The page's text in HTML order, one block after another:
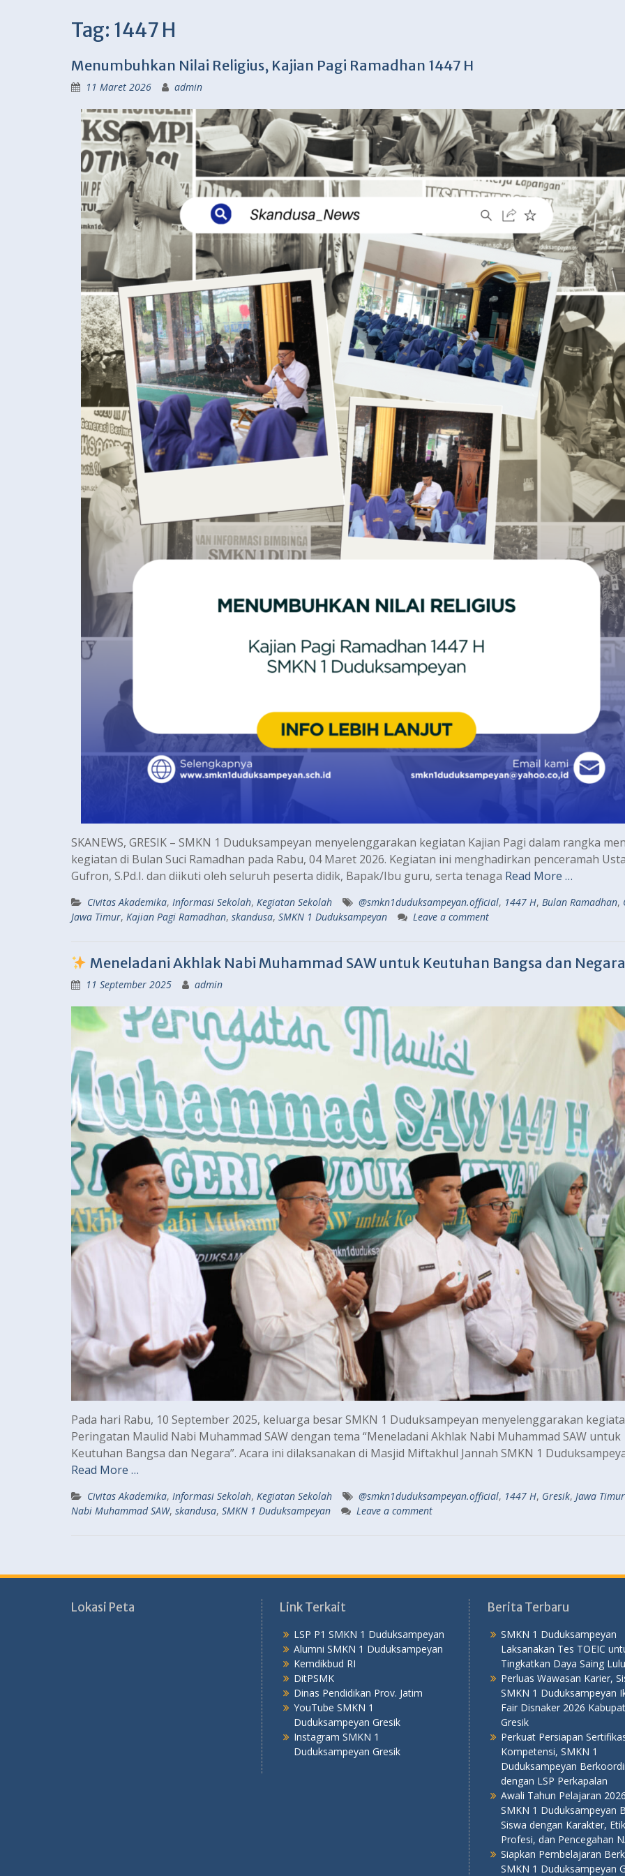
Tag: 1447 H
Menumbuhkan Nilai Religius, Kajian Pagi Ramadhan 1447 H
11 Maret 2026 admin
SKANEWS, GRESIK – SMKN 1 Duduksampeyan menyelenggarakan kegiatan Kajian Pagi dalam rangka
kegiatan di Bulan Suci Ramadhan pada Rabu, 04 Maret 2026. Kegiatan ini menghadirkan penceramah
Gufron, S.Pd.I. dan diikuti oleh seluruh peserta didik, Bapak/Ibu guru, serta tenaga Read More …
Civitas Akademika, Informasi Sekolah, Kegiatan Sekolah @smkn1duduksampeyan.official, 1447 H, Bulan Ramadhan,
Jawa Timur, Kajian Pagi Ramadhan, skandusa, SMKN 1 Duduksampeyan Leave a comment
Meneladani Akhlak Nabi Muhammad SAW untuk Keutuhan Bangsa dan Negara
11 September 2025 admin
Pada hari Rabu, 10 September 2025, keluarga besar SMKN 1 Duduksampeyan menyelenggarakan
Peringatan Maulid Nabi Muhammad SAW dengan tema “Meneladani Akhlak Nabi Muhammad SAW untuk
Keutuhan Bangsa dan Negara”. Acara ini dilaksanakan di Masjid Miftakhul Jannah SMKN 1
Read More …
Civitas Akademika, Informasi Sekolah, Kegiatan Sekolah @smkn1duduksampeyan.official, 1447 H, Gresik, Jawa Timur
Nabi Muhammad SAW, skandusa, SMKN 1 Duduksampeyan Leave a comment
Lokasi Peta Link Terkait
LSP P1 SMKN 1 Duduksampeyan
Alumni SMKN 1 Duduksampeyan
Kemdikbud RI
DitPSMK
Dinas Pendidikan Prov. Jatim
YouTube SMKN 1
Duduksampeyan Gresik
Instagram SMKN 1
Duduksampeyan Gresik
Berita Terbaru
SMKN 1 Duduksampeyan
Laksanakan Tes TOEIC
Tingkatkan Daya Saing
Perluas Wawasan Karier,
SMKN 1 Duduksampeyan
Fair Disnaker 2026
Gresik
Perkuat Persiapan
Kompetensi, SMKN 1
Duduksampeyan
dengan LSP Perkapalan
Awali Tahun Pelajaran
SMKN 1 Duduksampeyan
Siswa dengan Karakter,
Profesi, dan Pencegahan
Siapkan Pembelajaran
SMKN 1 Duduksampeyan